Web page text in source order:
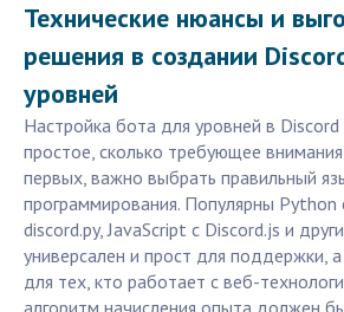
Технические нюансы и
решения в создании
уровней
Настройка бота для уровней в
простое, сколько требующее
первых, важно выбрать правильный
программирования. Популярны Python
discord.py, JavaScript с Discord.js и
универсален и прост для поддержки,
для тех, кто работает с веб-